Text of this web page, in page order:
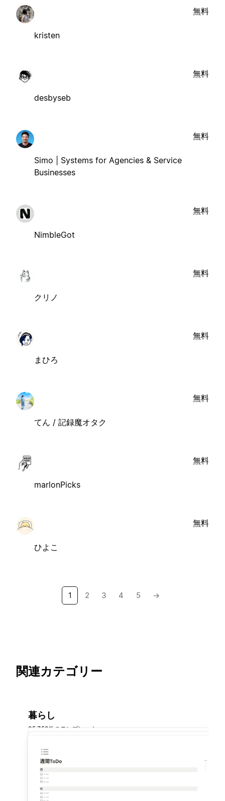
kristen
無料
desbyseb
無料
Simo | Systems for Agencies & Service
Businesses
無料
NimbleGot
無料
クリノ
無料
まひろ
無料
てん / 記録魔オタク
無料
marlonPicks
無料
ひよこ
無料
1 2 3 4 5 →
関連カテゴリー
暮らし
35,758件のテンプレート